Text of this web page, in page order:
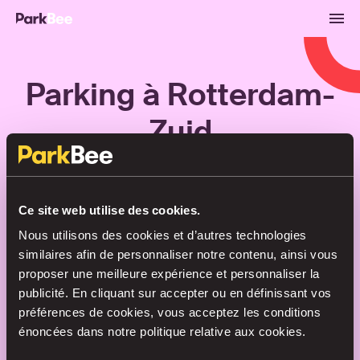
Ce site web utilise des cookies.
Nous utilisons des cookies et d’autres technologies
similaires afin de personnaliser notre contenu, ainsi vous
proposer une meilleure expérience et personnaliser la
publicité. En cliquant sur accepter ou en définissant vos
préférences de cookies, vous acceptez les conditions
énoncées dans notre politique relative aux cookies.
Parking à Rotterdam-
Zuid
Trouvez votre place en un rien de
temps